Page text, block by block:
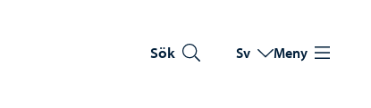
Sök Byt språk
Nuvarande språk:
Sv Meny